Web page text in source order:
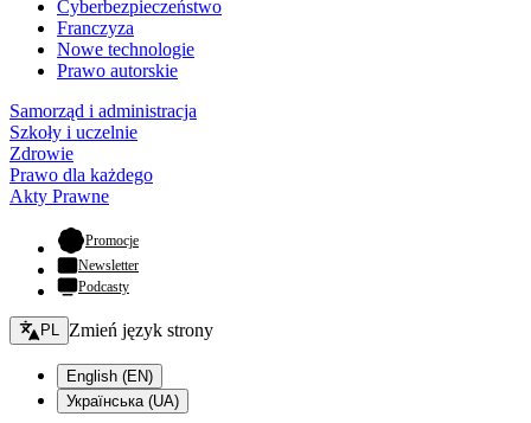
Cyberbezpieczeństwo
Franczyza
Nowe technologie
Prawo autorskie
Samorząd i administracja
Szkoły i uczelnie
Zdrowie
Prawo dla każdego
Akty Prawne
Promocje- otwiera się w nowej karcie
Newsletter
Podcasty
Zmień język - bieżący:
PL Zmień język strony
English (EN)
Українська (UA)